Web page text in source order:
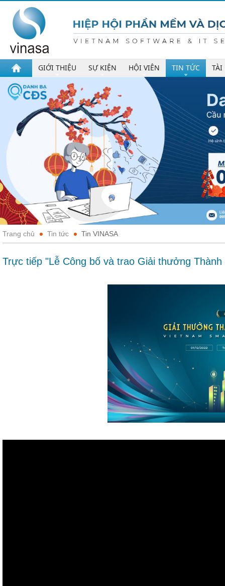
GIỚI THIỆU SỰ KIỆN HỘI VIÊN TIN TỨC TÀI
Trang chủ Tin tức Tin VINASA
Trực tiếp "Lễ Công bố và trao Giải thưởng